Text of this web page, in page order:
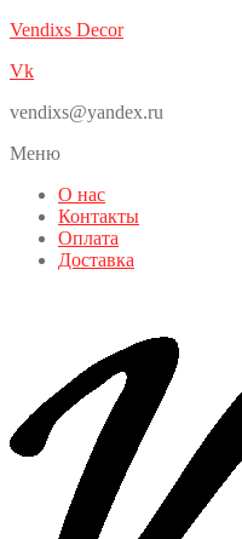
Vendixs Decor
Vk
vendixs@yandex.ru
Меню
О нас
Контакты
Оплата
Доставка